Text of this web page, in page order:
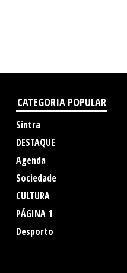
CATEGORIA POPULAR
Sintra
DESTAQUE
Agenda
Sociedade
CULTURA
PÁGINA 1
Desporto